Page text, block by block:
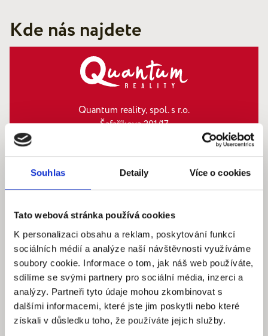
Souhlas Detaily Více o cookies
Tato webová stránka používá cookies
K personalizaci obsahu a reklam, poskytování funkcí
sociálních médií a analýze naší návštěvnosti využíváme
soubory cookie. Informace o tom, jak náš web používáte,
sdílíme se svými partnery pro sociální média, inzerci a
analýzy. Partneři tyto údaje mohou zkombinovat s
dalšími informacemi, které jste jim poskytli nebo které
získali v důsledku toho, že používáte jejich služby.
Kde nás najdete
Quantum reality, spol. s r.o.
Šafaříkova 201/17
IČ: 290‍ 32‍ 792
Pracovní dny: 9.00 – 18.00 hod
+420 730 154 732/+420 273 134 681